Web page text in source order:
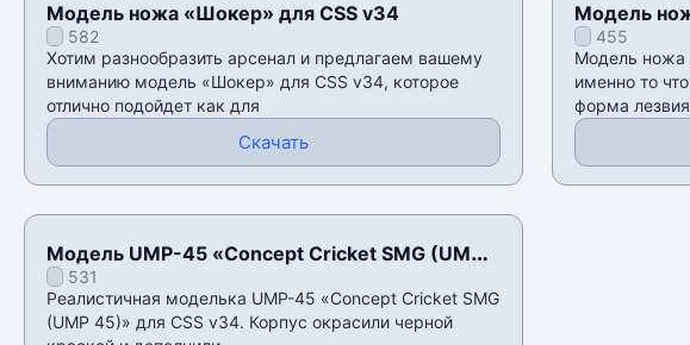
Модель ножа «Шокер» для CSS v34
582
Хотим разнообразить арсенал и предлагаем вашему
вниманию модель «Шокер» для CSS v34, которое
отлично подойдет как для
Скачать
Модель
v34455
Модель ножа
именно то
форма
Модель UMP-45 «Concept Cricket SMG (UMP
45)» для CSS v34
531
Реалистичная моделька UMP-45 «Concept Cricket SMG
(UMP 45)» для CSS v34. Корпус окрасили черной